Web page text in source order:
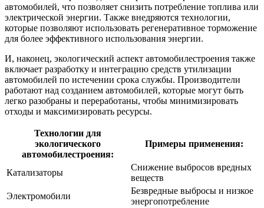
автомобилей, что позволяет снизить потребление топлива или
электрической энергии. Также внедряются технологии,
которые позволяют использовать регенеративное торможение
для более эффективного использования энергии.
И, наконец, экологический аспект автомобилестроения также
включает разработку и интеграцию средств утилизации
автомобилей по истечении срока службы. Производители
работают над созданием автомобилей, которые могут быть
легко разобраны и переработаны, чтобы минимизировать
отходы и максимизировать ресурсы.
Технологии для
экологического
автомобилестроения:
Примеры применения:
Катализаторы
Снижение выбросов вредных
веществ
Электромобили
Безвредные выбросы и низкое
энергопотребление